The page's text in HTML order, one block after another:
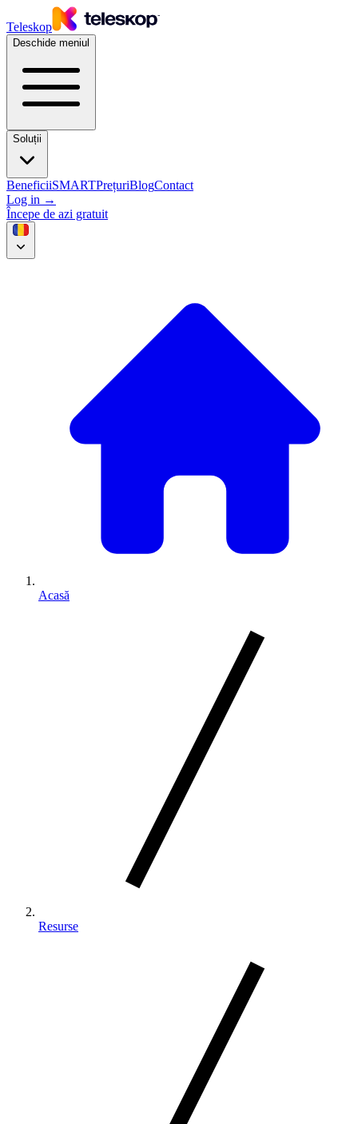
Teleskop
Deschide meniul
Soluții
BeneficiiSMARTPrețuriBlogContact
Log in →
Începe de azi gratuit
Acasă
Resurse